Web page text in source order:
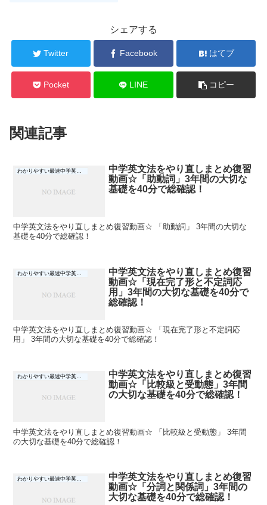
シェアする
Twitter Facebook はてブ
Pocket LINE コピー
関連記事
わかりやすい最速中学英文法
中学英文法をやり直しまとめ復習
動画☆「助動詞」3年間の大切な
基礎を40分で総確認！
中学英文法をやり直しまとめ復習動画☆ 「助動詞」 3年間の大切な
基礎を40分で総確認！
わかりやすい最速中学英文法
中学英文法をやり直しまとめ復習
動画☆「現在完了形と不定詞応
用」3年間の大切な基礎を40分で
総確認！
中学英文法をやり直しまとめ復習動画☆ 「現在完了形と不定詞応
用」 3年間の大切な基礎を40分で総確認！
わかりやすい最速中学英文法
中学英文法をやり直しまとめ復習
動画☆「比較級と受動態」3年間
の大切な基礎を40分で総確認！
中学英文法をやり直しまとめ復習動画☆ 「比較級と受動態」 3年間
の大切な基礎を40分で総確認！
わかりやすい最速中学英文法
中学英文法をやり直しまとめ復習
動画☆「分詞と関係詞」3年間の
大切な基礎を40分で総確認！